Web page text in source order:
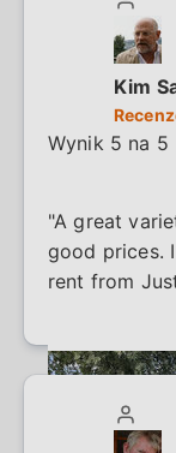
the end of
very
and easy to
and
Kim
Wynik 5 na 5
"A great
good prices.
rent from